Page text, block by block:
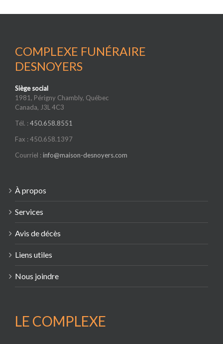
COMPLEXE FUNÉRAIRE
DESNOYERS
Siège social
1981, Périgny Chambly, Québec
Canada, J3L 4C3
Tél. :450.658.8551
Fax : 450.658.1397
Courriel :info@maison-desnoyers.com
À propos
Services
Avis de décès
Liens utiles
Nous joindre
LE COMPLEXE